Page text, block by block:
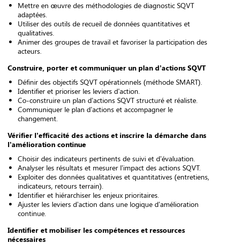
Mettre en œuvre des méthodologies de diagnostic SQVT
adaptées.
Utiliser des outils de recueil de données quantitatives et
qualitatives.
Animer des groupes de travail et favoriser la participation des
acteurs.
Construire, porter et communiquer un plan d’actions SQVT
Définir des objectifs SQVT opérationnels (méthode SMART).
Identifier et prioriser les leviers d’action.
Co-construire un plan d’actions SQVT structuré et réaliste.
Communiquer le plan d’actions et accompagner le
changement.
Vérifier l’efficacité des actions et inscrire la démarche dans
l’amélioration continue
Choisir des indicateurs pertinents de suivi et d’évaluation.
Analyser les résultats et mesurer l’impact des actions SQVT.
Exploiter des données qualitatives et quantitatives (entretiens,
indicateurs, retours terrain).
Identifier et hiérarchiser les enjeux prioritaires.
Ajuster les leviers d’action dans une logique d’amélioration
continue.
Identifier et mobiliser les compétences et ressources
nécessaires